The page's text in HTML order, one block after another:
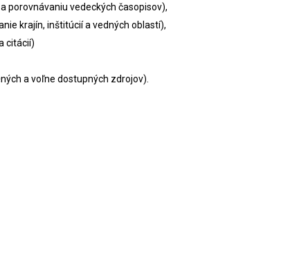
porovnávaniu vedeckých časopisov),
krajín, inštitúcií a vedných oblastí),
citácií)
a voľne dostupných zdrojov).